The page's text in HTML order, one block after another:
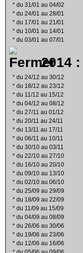
* du 31/01 au 04/02
* du 24/01 au 28/01
* du 17/01 au 21/01
* du 10/01 au 14/01
* du 03/01 au 07/01
2014 :
* du 24/12 au 30/12
* du 18/12 au 23/12
* du 11/12 au 15/12
* du 04/12 au 08/12
* du 27/11 au 01/12
* du 20/11 au 24/11
* du 13/11 au 17/11
* du 06/11 au 10/11
* du 30/10 au 03/11
* du 22/10 au 27/10
* du 16/10 au 20/10
* du 09/10 au 13/10
* du 02/10 au 06/10
* du 25/09 au 29/09
* du 18/09 au 22/09
* du 11/09 au 15/09
* du 04/09 au 08/09
* du 26/06 au 30/06
* du 19/06 au 23/06
* du 12/06 au 16/06